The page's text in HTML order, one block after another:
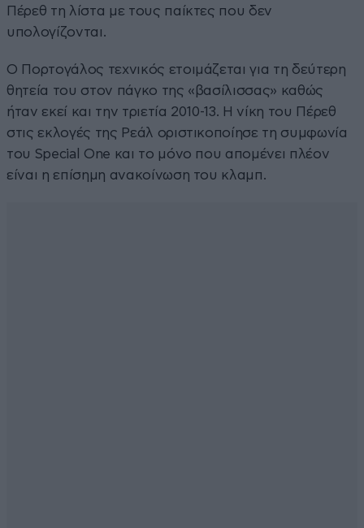
Πέρεθ τη λίστα με τους παίκτες που δεν
υπολογίζονται.
Ο Πορτογάλος τεχνικός ετοιμάζεται για τη δεύτερη
θητεία του στον πάγκο της «βασίλισσας» καθώς
ήταν εκεί και την τριετία 2010-13. Η νίκη του Πέρεθ
στις εκλογές της Ρεάλ οριστικοποίησε τη συμφωνία
του Special One και το μόνο που απομένει πλέον
είναι η επίσημη ανακοίνωση του κλαμπ.